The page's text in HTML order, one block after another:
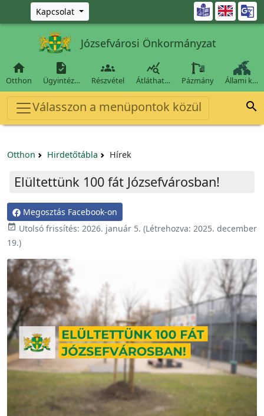
Ugrás a fő tartalomra
Kapcsolat 
Józsefvárosi Önkormányzat

Otthon

Ügyintéz…

Részvétel

Átláthat… Pázmány Állami k…
Válasszon a menüpontok közül 
Otthon Hirdetőtábla Hírek
Elültettünk 100 fát Józsefvárosban!
Megosztás Facebook-on
 Utolsó frissítés: 2026. január 5. (Létrehozva: 2025. december
19.)